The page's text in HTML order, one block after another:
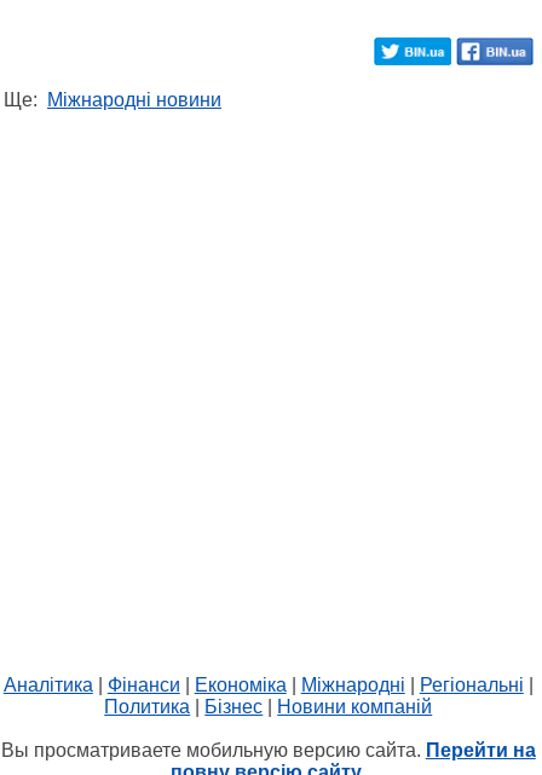
Ще: Міжнародні новини
Аналітика Фінанси Економіка Міжнародні Регіональні
Политика
Бізнес Новини компаній
Вы просматриваете мобильную версию сайта. Перейти на